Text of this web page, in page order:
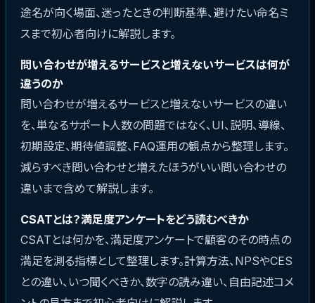
途名が向く場面、迷ったときの判断基準、避けたい命名ミ
スまで初心者向けに解説します。
問い合わせが増えるサービスと増えないサービスは何が
違うのか
問い合わせが増えるサービスと増えないサービスの違い
を、単なるサポート人数の問題ではなく、UI、説明、導線、
初期設定、期待値調整、FAQ運用の観点から整理します。
減らすべき問い合わせと増えたほうがいい問い合わせの
違いまで含めて解説します。
CSATとは？満足度アンケートをどう読むべきか
CSATとは何かを、満足度アンケートで顧客のその時点の
満足を測る指標として整理します。計算方法、NPSやCES
との違い、いつ聞くべきか、数字の読み違い、自由記述コメ